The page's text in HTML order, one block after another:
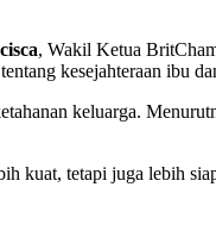
, Wakil Ketua
kesejahteraan ibu
keluarga.
kuat, tetapi juga lebih